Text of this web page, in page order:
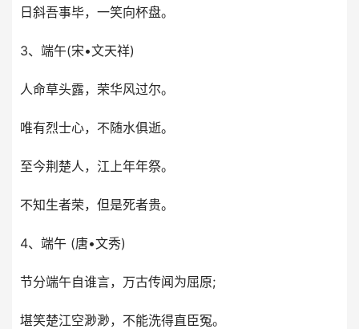
日斜吾事毕，一笑向杯盘。
3、端午(宋•文天祥)
人命草头露，荣华风过尔。
唯有烈士心，不随水俱逝。
至今荆楚人，江上年年祭。
不知生者荣，但是死者贵。
4、端午 (唐•文秀)
节分端午自谁言，万古传闻为屈原;
堪笑楚江空渺渺，不能洗得直臣冤。